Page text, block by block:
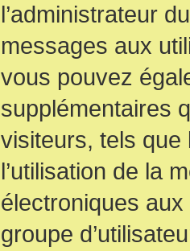
l’administrateur
messages aux
vous pouvez
supplémentaires
visiteurs, tels que
l’utilisation de la
électroniques aux
groupe